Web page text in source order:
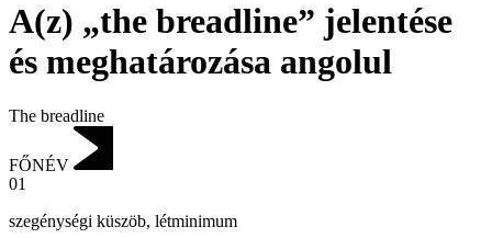
A(z) „the breadline” jelentése
és meghatározása angolul
The breadline
FŐNÉV
01
szegénységi küszöb, létminimum